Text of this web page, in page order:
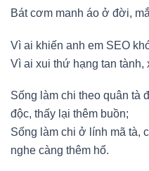
Bát cơm manh áo ở đời,
Vì ai khiến anh em SEO
Vì ai xui thứ hạng tan tành,
Sống làm chi theo quân tà
độc, thấy lại thêm buồn;
Sống làm chi ở lính mã tà,
nghe càng thêm hổ.